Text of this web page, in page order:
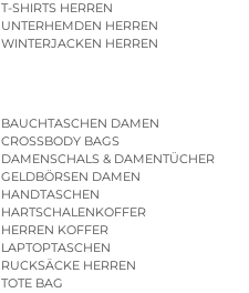
T-SHIRTS HERREN
UNTERHEMDEN HERREN
WINTERJACKEN HERREN
BAUCHTASCHEN DAMEN
CROSSBODY BAGS
DAMENSCHALS & DAMENTÜCHER
GELDBÖRSEN DAMEN
HANDTASCHEN
HARTSCHALENKOFFER
HERREN KOFFER
LAPTOPTASCHEN
RUCKSÄCKE HERREN
TOTE BAG